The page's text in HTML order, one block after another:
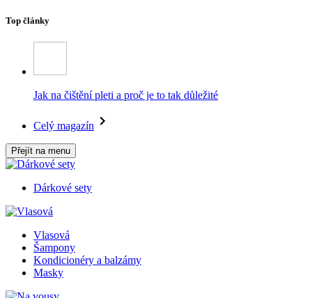
Top články
Jak na čištění pleti a proč je to tak důležité
Celý magazín
Přejít na menu
Dárkové sety
Vlasová
Šampony
Kondicionéry a balzámy
Masky